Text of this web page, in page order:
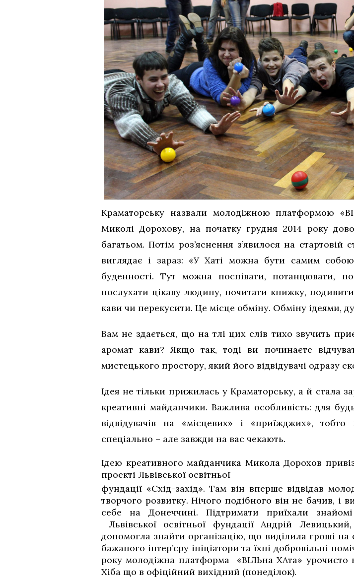
Краматорську назвали молодіжною платформою
Миколі Дорохову, на початку грудня 2014 року
багатьом. Потім роз’яснення з’явилося на стартовій
виглядає і зараз: «У Хаті можна бути самим
буденності. Тут можна поспівати, потанцювати,
послухати цікаву людину, почитати книжку,
кави чи перекусити. Це місце обміну. Обміну ідеями,
Вам не здається, що на тлі цих слів тихо звучить
аромат кави? Якщо так, тоді ви починаєте
мистецького простору, який його відвідувачі одразу
Ідея не тільки прижилась у Краматорську, а й стала
креативні майданчики. Важлива особливість: для
відвідувачів на «місцевих» і «приїжджих»,
спеціально – але завжди на вас чекають.
Ідею креативного майданчика Микола Дорохов
проекті Львівської освітньої
фундації «Схід-захід». Там він вперше відвідав
творчого розвитку. Нічого подібного він не бачив, і
себе на Донеччині. Підтримати приїхали
Львівської освітньої фундації Андрій
допомогла знайти організацію, що виділила гроші
бажаного інтер’єру ініціатори та їхні добровільні
року молодіжна платформа «ВІЛЬна ХАта» урочисто
Хіба що в офіційний вихідний (понеділок).